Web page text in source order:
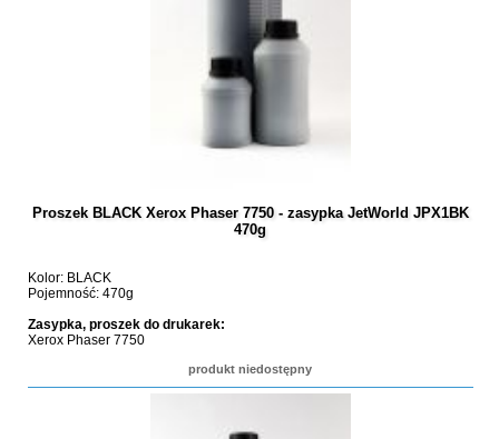
Proszek BLACK Xerox Phaser 7750 - zasypka JetWorld JPX1BK
470g
Kolor: BLACK
Pojemność: 470g
Zasypka, proszek do drukarek:
Xerox Phaser 7750
produkt niedostępny